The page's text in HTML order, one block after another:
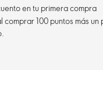
en tu primera compra
comprar 100 puntos más